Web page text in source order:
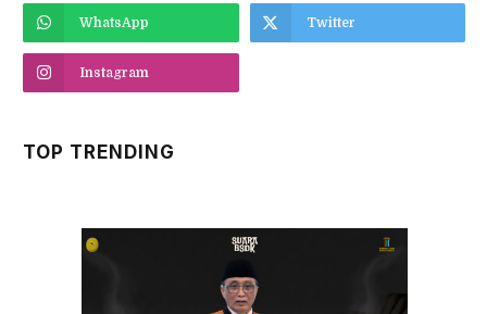
WhatsApp Twitter
Instagram
TOP TRENDING